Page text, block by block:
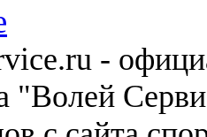
-
"Волей